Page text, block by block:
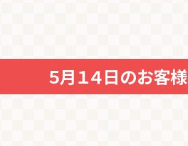
５月１４日のお客様